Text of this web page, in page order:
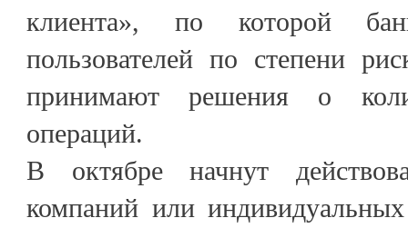
клиента», по которой
пользователей по степени
принимают решения о
операций.
В октябре начнут
компаний или